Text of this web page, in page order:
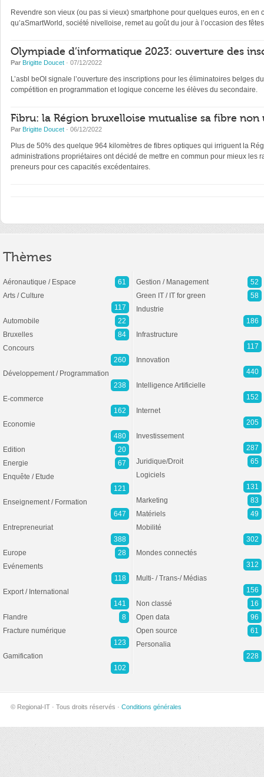
Revendre son vieux (ou pas si vieux) smartphone pour quelques euros, en
qu’aSmartWorld, société nivelloise, remet au goût du jour à l’occasion des
Olympiade d’informatique 2023: ouverture des
Par Brigitte Doucet · 07/12/2022
L’asbl beOI signale l’ouverture des inscriptions pour les éliminatoires belges
compétition en programmation et logique concerne les élèves du secondaire.
Fibru: la Région bruxelloise mutualise sa fibre non
Par Brigitte Doucet · 06/12/2022
Plus de 50% des quelque 964 kilomètres de fibres optiques qui irriguent la
administrations propriétaires ont décidé de mettre en commun pour mieux les
preneurs pour ces capacités excédentaires.
Thèmes
Aéronautique / Espace
61
Arts / Culture
117
Automobile
22
Bruxelles
84
Concours
260
Développement / Programmation
238
E-commerce
162
Economie
480
Edition
20
Energie
67
Enquête / Etude
121
Enseignement / Formation
647
Entrepreneuriat
388
Europe
28
Evénements
118
Export / International
141
Flandre
8
Fracture numérique
123
Gamification
102
Gestion / Management
52
Green IT / IT for green
58
Industrie
186
Infrastructure
117
Innovation
440
Intelligence Artificielle
152
Internet
205
Investissement
287
Juridique/Droit
65
Logiciels
131
Marketing
83
Matériels
49
Mobilité
302
Mondes connectés
312
Multi- / Trans-/ Médias
156
Non classé
16
Open data
96
Open source
61
Personalia
228
© Regional-IT · Tous droits réservés · Conditions générales